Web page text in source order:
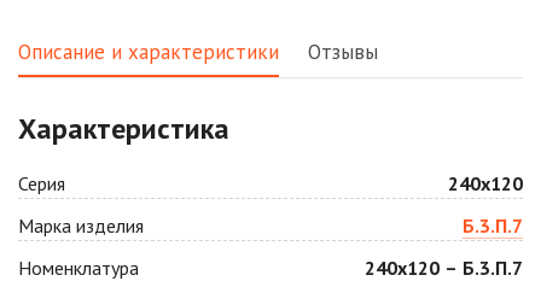
Цена по запросу
Антрацит
Цена по запросу
Арабская ночь
Цена по запросу
Описание и характеристики Отзывы
Характеристика
Серия
240х120
Марка изделия
Б.3.П.7
Номенклатура
240х120 – Б.3.П.7